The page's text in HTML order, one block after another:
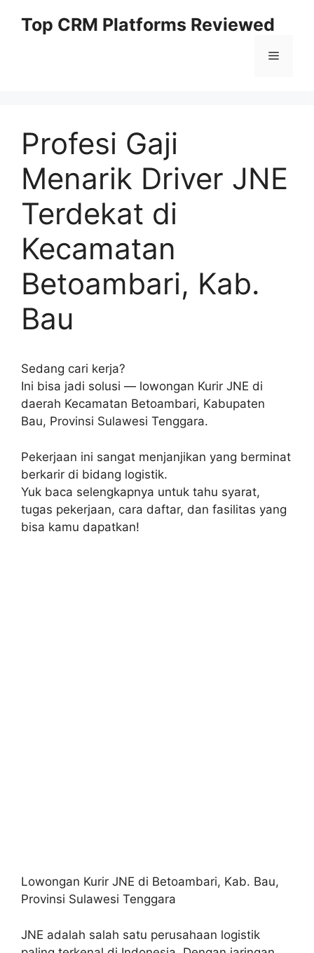
Top CRM Platforms Reviewed
Menu
Profesi Gaji
Menarik Driver JNE
Terdekat di
Kecamatan
Betoambari, Kab.
Bau
Sedang cari kerja?
Ini bisa jadi solusi — lowongan Kurir JNE di
daerah Kecamatan Betoambari, Kabupaten
Bau, Provinsi Sulawesi Tenggara.
Pekerjaan ini sangat menjanjikan yang berminat
berkarir di bidang logistik.
Yuk baca selengkapnya untuk tahu syarat,
tugas pekerjaan, cara daftar, dan fasilitas yang
bisa kamu dapatkan!
Lowongan Kurir JNE di Betoambari, Kab. Bau,
Provinsi Sulawesi Tenggara
JNE adalah salah satu perusahaan logistik